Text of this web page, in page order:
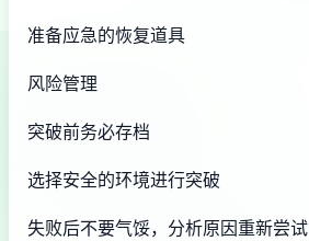
准备应急的恢复道具
风险管理
突破前务必存档
选择安全的环境进行突破
失败后不要气馁，分析原因重新尝试